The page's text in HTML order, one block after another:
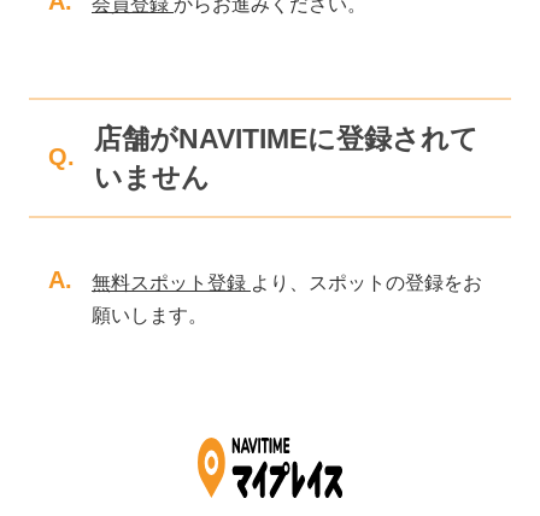
Q.
店舗がNAVITIMEに登録されて
いません
A. 無料スポット登録 より、スポットの登録をお
願いします。